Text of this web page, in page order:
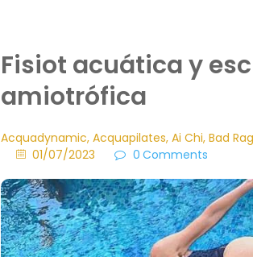
Fisiot acuática y
amiotrófica
Acquadynamic, Acquapilates, Ai Chi, Bad
01/07/2023
0 Comments